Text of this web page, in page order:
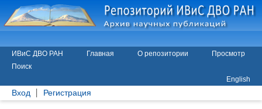
ИВиС ДВО РАН Главная О репозитории
Просмотр
Поиск
English
Вход Регистрация